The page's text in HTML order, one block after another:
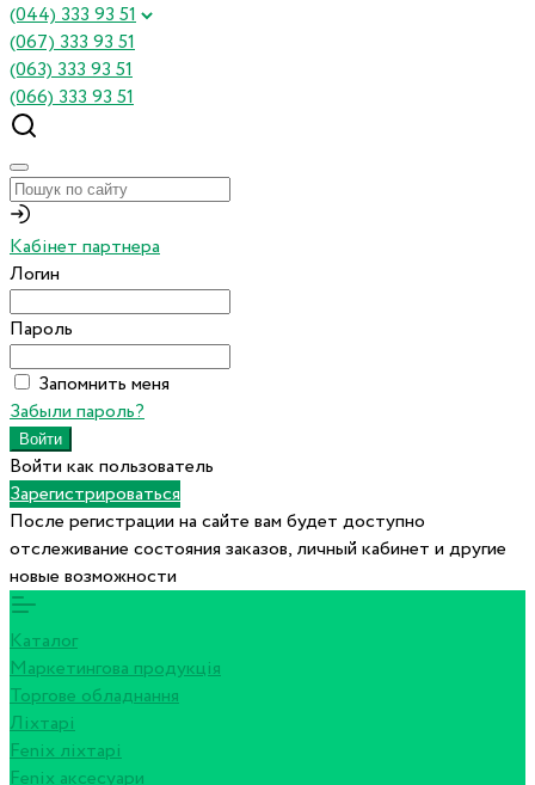
(044) 333 93 51
(067) 333 93 51
(063) 333 93 51
(066) 333 93 51
Кабінет партнера
Логин
Пароль
Запомнить меня
Забыли пароль?
Войти как пользователь
Зарегистрироваться
После регистрации на сайте вам будет доступно
отслеживание состояния заказов, личный кабинет и другие
новые возможности
Каталог
Маркетингова продукція
Торгове обладнання
Ліхтарі
Fenix ліхтарі
Fenix аксесуари